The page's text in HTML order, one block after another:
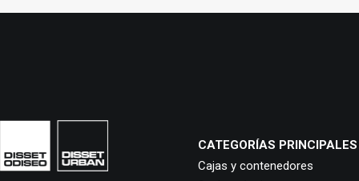
CATEGORÍAS PRINCIPALES
Cajas y contenedores